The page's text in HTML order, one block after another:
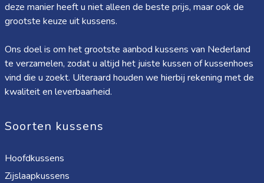
deze manier heeft u niet alleen de beste prijs, maar ook de
grootste keuze uit kussens.
Ons doel is om het grootste aanbod kussens van Nederland
te verzamelen, zodat u altijd het juiste kussen of kussenhoes
vind die u zoekt. Uiteraard houden we hierbij rekening met de
kwaliteit en leverbaarheid.
Soorten kussens
Hoofdkussens
Zijslaapkussens